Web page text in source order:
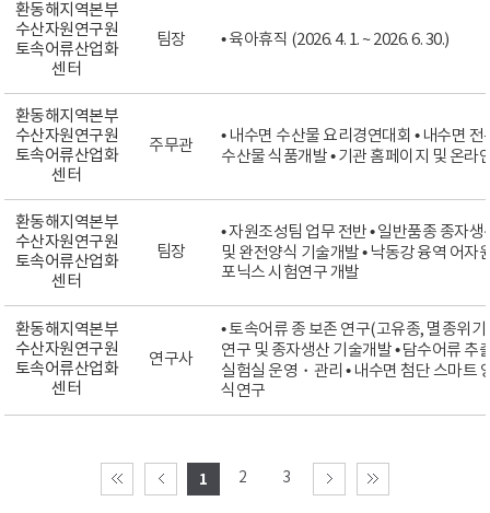
환동해지역본부
수산자원연구원
토속어류산업화
센터
팀장 • 육아휴직 (2026. 4. 1. ~ 2026. 6. 30.)
환동해지역본부
수산자원연구원
토속어류산업화
센터
주무관
• 내수면 수산물 요리경연대회 • 내수면
수산물 식품개발 • 기관 홈페이지 및 온라
환동해지역본부
수산자원연구원
토속어류산업화
센터
팀장
• 자원조성팀 업무 전반 • 일반품종 종자
및 완전양식 기술개발 • 낙동강 융역 어자
포닉스 시험연구 개발
환동해지역본부
수산자원연구원
토속어류산업화
센터
연구사
• 토속어류 종 보존 연구(고유종, 멸종위
연구 및 종자생산 기술개발 • 담수어류 추
실험실 운영・관리 • 내수면 첨단 스마트
식연구
1 2 3